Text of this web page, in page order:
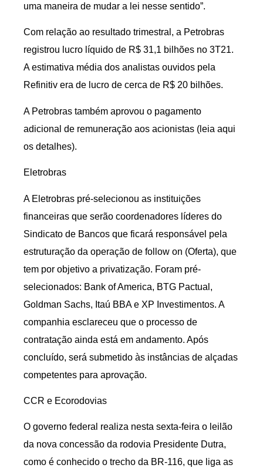
uma maneira de mudar a lei nesse sentido”.
Com relação ao resultado trimestral, a Petrobras
registrou lucro líquido de R$ 31,1 bilhões no 3T21.
A estimativa média dos analistas ouvidos pela
Refinitiv era de lucro de cerca de R$ 20 bilhões.
A Petrobras também aprovou o pagamento
adicional de remuneração aos acionistas (leia aqui
os detalhes).
Eletrobras
A Eletrobras pré-selecionou as instituições
financeiras que serão coordenadores líderes do
Sindicato de Bancos que ficará responsável pela
estruturação da operação de follow on (Oferta), que
tem por objetivo a privatização. Foram pré-
selecionados: Bank of America, BTG Pactual,
Goldman Sachs, Itaú BBA e XP Investimentos. A
companhia esclareceu que o processo de
contratação ainda está em andamento. Após
concluído, será submetido às instâncias de alçadas
competentes para aprovação.
CCR e Ecorodovias
O governo federal realiza nesta sexta-feira o leilão
da nova concessão da rodovia Presidente Dutra,
como é conhecido o trecho da BR-116, que liga as